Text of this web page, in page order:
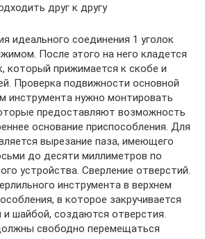
друг к другу
идеального соединения 1 уголок
После этого на него кладется
который прижимается к скобе и
Проверка подвижности основной
инструмента нужно монтировать
предоставляют возможность
основание приспособления. Для
вырезание паза, имеющего
до десяти миллиметров по
устройства. Сверление отверстий.
инструмента в верхнем
в которое закручивается
и шайбой, создаются отверстия.
свободно перемещаться